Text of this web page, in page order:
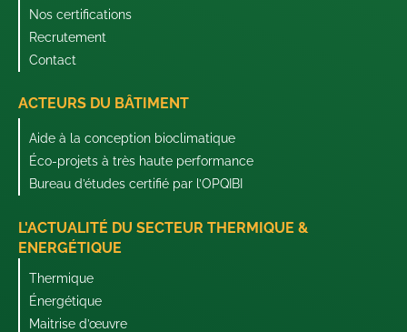
Nos certifications
Recrutement
Contact
ACTEURS DU BÂTIMENT
Aide à la conception bioclimatique
Éco-projets à très haute performance
Bureau d’études certifié par l’OPQIBI
L'ACTUALITÉ DU SECTEUR THERMIQUE &
ENERGÉTIQUE
Thermique
Énergétique
Maitrise d’œuvre